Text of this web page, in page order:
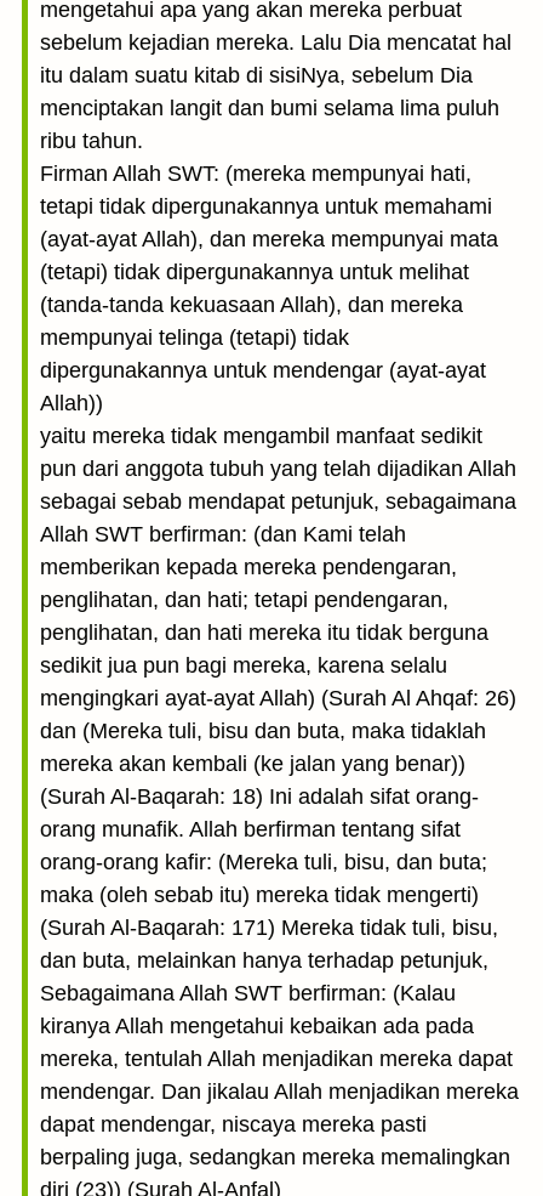
mengetahui apa yang akan mereka perbuat
sebelum kejadian mereka. Lalu Dia mencatat hal
itu dalam suatu kitab di sisiNya, sebelum Dia
menciptakan langit dan bumi selama lima puluh
ribu tahun.
Firman Allah SWT: (mereka mempunyai hati,
tetapi tidak dipergunakannya untuk memahami
(ayat-ayat Allah), dan mereka mempunyai mata
(tetapi) tidak dipergunakannya untuk melihat
(tanda-tanda kekuasaan Allah), dan mereka
mempunyai telinga (tetapi) tidak
dipergunakannya untuk mendengar (ayat-ayat
Allah))
yaitu mereka tidak mengambil manfaat sedikit
pun dari anggota tubuh yang telah dijadikan Allah
sebagai sebab mendapat petunjuk, sebagaimana
Allah SWT berfirman: (dan Kami telah
memberikan kepada mereka pendengaran,
penglihatan, dan hati; tetapi pendengaran,
penglihatan, dan hati mereka itu tidak berguna
sedikit jua pun bagi mereka, karena selalu
mengingkari ayat-ayat Allah) (Surah Al Ahqaf: 26)
dan (Mereka tuli, bisu dan buta, maka tidaklah
mereka akan kembali (ke jalan yang benar))
(Surah Al-Baqarah: 18) Ini adalah sifat orang-
orang munafik. Allah berfirman tentang sifat
orang-orang kafir: (Mereka tuli, bisu, dan buta;
maka (oleh sebab itu) mereka tidak mengerti)
(Surah Al-Baqarah: 171) Mereka tidak tuli, bisu,
dan buta, melainkan hanya terhadap petunjuk,
Sebagaimana Allah SWT berfirman: (Kalau
kiranya Allah mengetahui kebaikan ada pada
mereka, tentulah Allah menjadikan mereka dapat
mendengar. Dan jikalau Allah menjadikan mereka
dapat mendengar, niscaya mereka pasti
berpaling juga, sedangkan mereka memalingkan
diri (23)) (Surah Al-Anfal)